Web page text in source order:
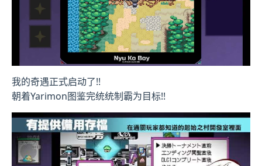
我的奇遇正式启动了!!
朝着Yarimon图鉴完统统制霸为目标!!